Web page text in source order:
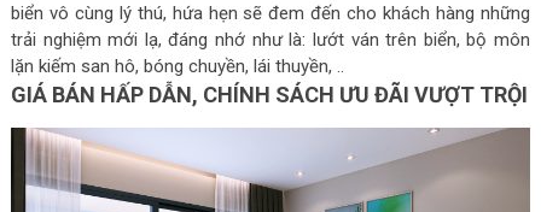
biển vô cùng lý thú, hứa hẹn sẽ đem đến cho khách hàng những
trải nghiệm mới lạ, đáng nhớ như là: lướt ván trên biển, bộ môn
lặn kiếm san hô, bóng chuyền, lái thuyền, ..
GIÁ BÁN HẤP DẪN, CHÍNH SÁCH ƯU ĐÃI VƯỢT TRỘI